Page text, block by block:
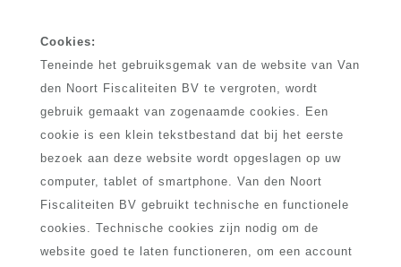
Cookies:
Teneinde het gebruiksgemak van de website van Van
den Noort Fiscaliteiten BV te vergroten, wordt
gebruik gemaakt van zogenaamde cookies. Een
cookie is een klein tekstbestand dat bij het eerste
bezoek aan deze website wordt opgeslagen op uw
computer, tablet of smartphone. Van den Noort
Fiscaliteiten BV gebruikt technische en functionele
cookies. Technische cookies zijn nodig om de
website goed te laten functioneren, om een account